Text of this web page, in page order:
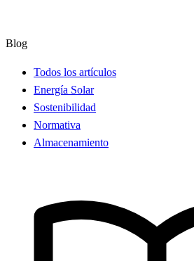
Blog
Todos los artículos
Energía Solar
Sostenibilidad
Normativa
Almacenamiento